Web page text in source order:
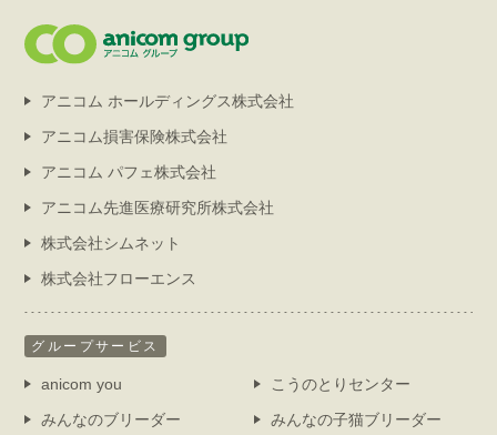
アニコム ホールディングス株式会社
アニコム損害保険株式会社
アニコム パフェ株式会社
アニコム先進医療研究所株式会社
株式会社シムネット
株式会社フローエンス
グループサービス
anicom you
こうのとりセンター
みんなのブリーダー
みんなの子猫ブリーダー